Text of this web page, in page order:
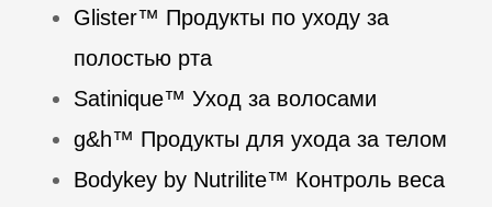
Glister™ Продукты по уходу за
полостью рта
Satinique™ Уход за волосами
g&h™ Продукты для ухода за телом
Bodykey by Nutrilite™ Контроль веса